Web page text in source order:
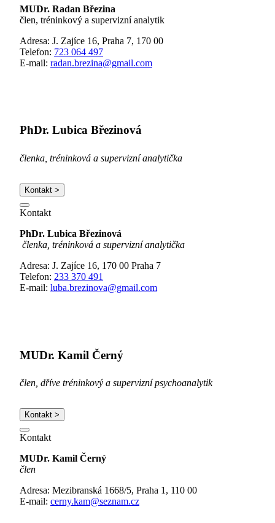
MUDr. Radan Březina
člen, tréninkový a supervizní analytik
Adresa: J. Zajíce 16, Praha 7, 170 00
Telefon: 723 064 497
E-mail: radan.brezina@gmail.com
PhDr. Lubica Březinová
členka, tréninková a supervizní analytička
Kontakt >
Kontakt
PhDr. Lubica Březinová
členka, tréninková a supervizní analytička
Adresa: J. Zajíce 16, 170 00 Praha 7
Telefon: 233 370 491
E-mail: luba.brezinova@gmail.com
MUDr. Kamil Černý
člen, dříve tréninkový a supervizní psychoanalytik
Kontakt >
Kontakt
MUDr. Kamil Černý
člen
Adresa: Mezibranská 1668/5, Praha 1, 110 00
E-mail: cerny.kam@seznam.cz